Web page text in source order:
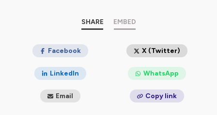
pour plus d'informations.
SHARE EMBED
Facebook X (Twitter)
LinkedIn WhatsApp
Email Copy link